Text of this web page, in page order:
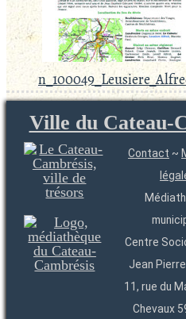
Ville du Cateau-
Contact ~
Centre
Jean
11, rue du
Chevaux